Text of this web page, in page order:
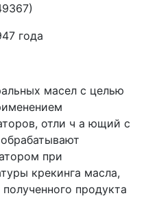
года
масел с целью
отли ч а ющий с
при
крекинга масла,
продукта